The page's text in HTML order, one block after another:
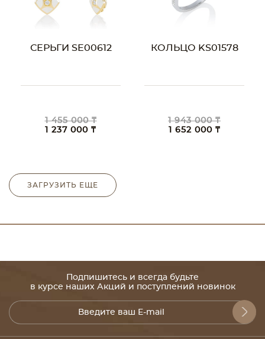
СЕРЬГИ SE00612
1 455 000 ₸
1 237 000 ₸
КОЛЬЦО KS01578
1 943 000 ₸
1 652 000 ₸
ЗАГРУЗИТЬ ЕЩЕ
Подпишитесь и всегда будьте
в курсе наших Акций и поступлений новинок